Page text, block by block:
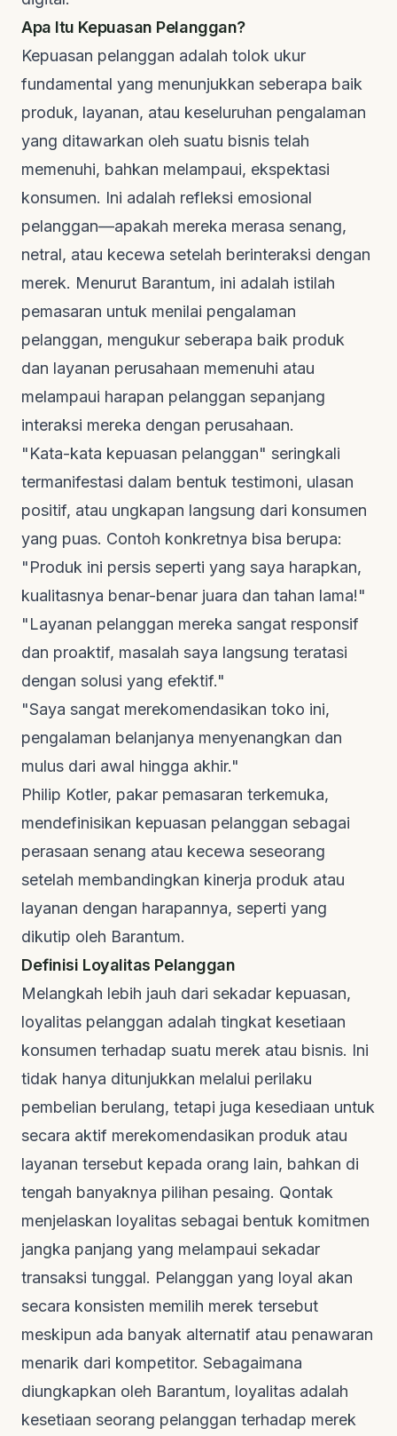
Apa Itu Kepuasan Pelanggan?
Kepuasan pelanggan adalah tolok ukur
fundamental yang menunjukkan seberapa baik
produk, layanan, atau keseluruhan pengalaman
yang ditawarkan oleh suatu bisnis telah
memenuhi, bahkan melampaui, ekspektasi
konsumen. Ini adalah refleksi emosional
pelanggan—apakah mereka merasa senang,
netral, atau kecewa setelah berinteraksi dengan
merek. Menurut Barantum, ini adalah istilah
pemasaran untuk menilai pengalaman
pelanggan, mengukur seberapa baik produk
dan layanan perusahaan memenuhi atau
melampaui harapan pelanggan sepanjang
interaksi mereka dengan perusahaan.
"Kata-kata kepuasan pelanggan" seringkali
termanifestasi dalam bentuk testimoni, ulasan
positif, atau ungkapan langsung dari konsumen
yang puas. Contoh konkretnya bisa berupa:
"Produk ini persis seperti yang saya harapkan,
kualitasnya benar-benar juara dan tahan lama!"
"Layanan pelanggan mereka sangat responsif
dan proaktif, masalah saya langsung teratasi
dengan solusi yang efektif."
"Saya sangat merekomendasikan toko ini,
pengalaman belanjanya menyenangkan dan
mulus dari awal hingga akhir."
Philip Kotler, pakar pemasaran terkemuka,
mendefinisikan kepuasan pelanggan sebagai
perasaan senang atau kecewa seseorang
setelah membandingkan kinerja produk atau
layanan dengan harapannya, seperti yang
dikutip oleh Barantum.
Definisi Loyalitas Pelanggan
Melangkah lebih jauh dari sekadar kepuasan,
loyalitas pelanggan adalah tingkat kesetiaan
konsumen terhadap suatu merek atau bisnis. Ini
tidak hanya ditunjukkan melalui perilaku
pembelian berulang, tetapi juga kesediaan untuk
secara aktif merekomendasikan produk atau
layanan tersebut kepada orang lain, bahkan di
tengah banyaknya pilihan pesaing. Qontak
menjelaskan loyalitas sebagai bentuk komitmen
jangka panjang yang melampaui sekadar
transaksi tunggal. Pelanggan yang loyal akan
secara konsisten memilih merek tersebut
meskipun ada banyak alternatif atau penawaran
menarik dari kompetitor. Sebagaimana
diungkapkan oleh Barantum, loyalitas adalah
kesetiaan seorang pelanggan terhadap merek